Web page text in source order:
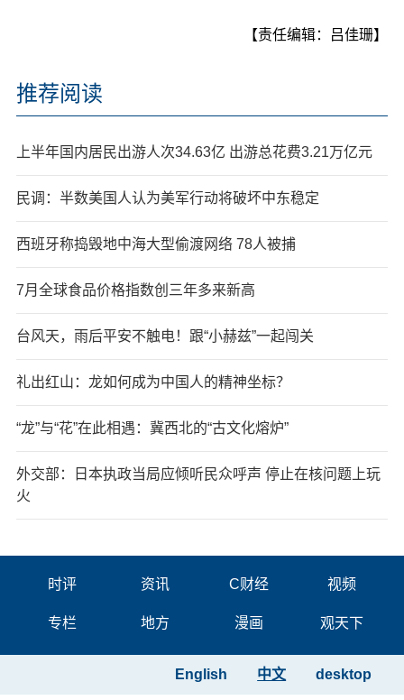
【责任编辑：吕佳珊】
推荐阅读
上半年国内居民出游人次34.63亿 出游总花费3.21万亿元
民调：半数美国人认为美军行动将破坏中东稳定
西班牙称捣毁地中海大型偷渡网络 78人被捕
7月全球食品价格指数创三年多来新高
台风天，雨后平安不触电！跟“小赫兹”一起闯关
礼出红山：龙如何成为中国人的精神坐标？
“龙”与“花”在此相遇：冀西北的“古文化熔炉”
外交部：日本执政当局应倾听民众呼声 停止在核问题上玩
火
时评 资讯 C财经 视频
专栏 地方 漫画 观天下
desktop
中文
English